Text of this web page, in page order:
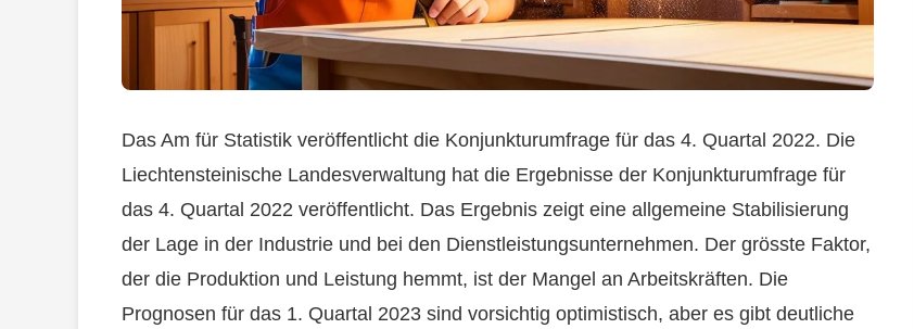
Das Am für Statistik veröffentlicht die Konjunkturumfrage für das 4. Quartal 2022. Die
Liechtensteinische Landesverwaltung hat die Ergebnisse der Konjunkturumfrage für
das 4. Quartal 2022 veröffentlicht. Das Ergebnis zeigt eine allgemeine Stabilisierung
der Lage in der Industrie und bei den Dienstleistungsunternehmen. Der grösste Faktor,
der die Produktion und Leistung hemmt, ist der Mangel an Arbeitskräften. Die
Prognosen für das 1. Quartal 2023 sind vorsichtig optimistisch, aber es gibt deutliche